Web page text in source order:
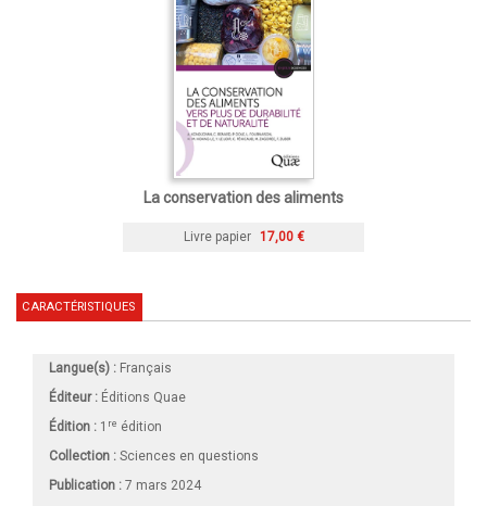
La conservation des aliments
Livre papier 17,00 €
CARACTÉRISTIQUES
Langue(s) : Français
Éditeur : Éditions Quae
Édition : 1 re édition
Collection : Sciences en questions
Publication : 7 mars 2024